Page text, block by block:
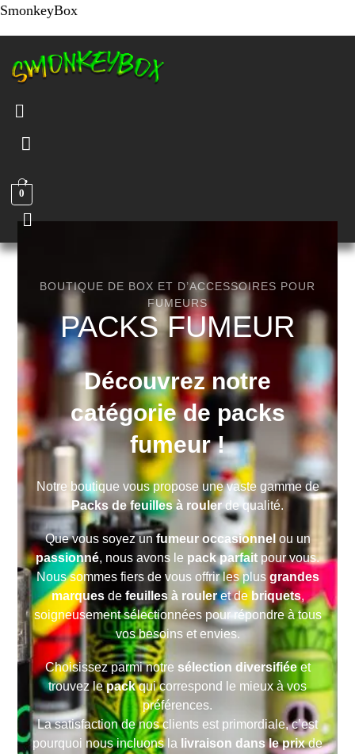
SmonkeyBox
Menu
0
Menu
BOUTIQUE DE BOX ET D’ACCESSOIRES POUR
FUMEURS
PACKS FUMEUR
Découvrez notre
catégorie de packs
fumeur !
Notre boutique vous propose une vaste gamme de
Packs de feuilles à roulerde qualité.
Que vous soyez unfumeur occasionnel ou un
passionné, nous avons le pack parfait pour vous.
Nous sommes fiers de vous offrir les plus grandes
marquesde feuilles à rouleret de briquets,
soigneusement sélectionnées pour répondre à tous
vos besoins et envies.
Choisissez parmi notre sélection diversifiéeet
trouvez lepackqui correspond le mieux à vos
préférences.
La satisfaction de nos clients est primordiale, c’est
pourquoi nous incluons la livraison dans le prixde